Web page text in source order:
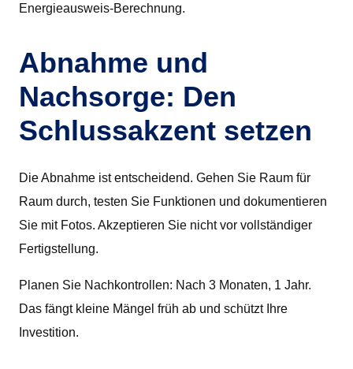
Energieausweis-Berechnung.
Abnahme und
Nachsorge: Den
Schlussakzent setzen
Die Abnahme ist entscheidend. Gehen Sie Raum für
Raum durch, testen Sie Funktionen und dokumentieren
Sie mit Fotos. Akzeptieren Sie nicht vor vollständiger
Fertigstellung.
Planen Sie Nachkontrollen: Nach 3 Monaten, 1 Jahr.
Das fängt kleine Mängel früh ab und schützt Ihre
Investition.